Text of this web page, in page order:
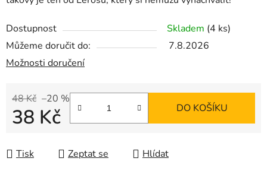
Dostupnost Skladem (4 ks)
Můžeme doručit do:
7.8.2026
Možnosti doručení
48 Kč –20 %
38 Kč DO KOŠÍKU
Tisk Zeptat se Hlídat